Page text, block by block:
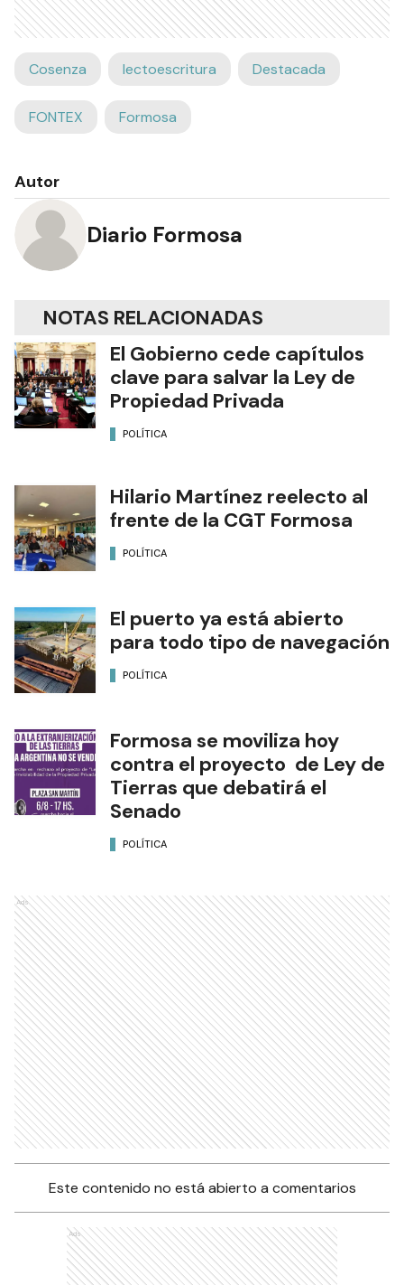
Cosenza lectoescritura Destacada
FONTEX Formosa
Autor
Diario Formosa
NOTAS RELACIONADAS
El Gobierno cede capítulos
clave para salvar la Ley de
Propiedad Privada
POLÍTICA
Hilario Martínez reelecto al
frente de la CGT Formosa
POLÍTICA
El puerto ya está abierto
para todo tipo de navegación
POLÍTICA
Formosa se moviliza hoy
contra el proyecto de Ley de
Tierras que debatirá el
Senado
POLÍTICA
Ads
Este contenido no está abierto a comentarios
Ads